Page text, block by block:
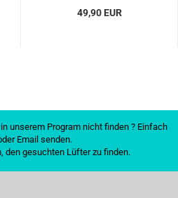
49,90 EUR
unserem Program nicht finden ? Einfach
Email senden.
den gesuchten Lüfter zu finden.